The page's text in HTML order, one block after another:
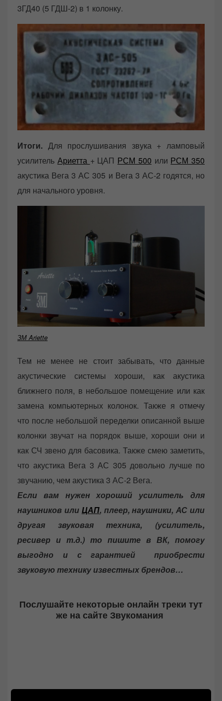
3ГД40 (5 ГДШ-2) в 1 колонку.
Итоги. Для прослушивания звука + ламповый
усилитель Ариетта + ЦАП РСМ 500 или РСМ 350
акустика Вега 3 АС 305 и Вега 3 АС-2 годятся, но
для начального уровня.
ЗМ Ariette
Тем не менее не стоит забывать, что данные
акустические системы хороши, как акустика
ближнего поля, в небольшое помещение или как
замена компьютерных колонок. Также я отмечу
что после небольшой переделки описанной выше
колонки звучат на порядок выше, хороши они и
как СЧ звено для басовика. Также смею заметить,
что акустика Вега 3 АС 305 довольно лучше по
звучанию, чем акустика 3 АС-2 Вега.
Если вам нужен хороший усилитель для
наушников или ЦАП, плеер, наушники, АС или
другая звуковая техника, (усилитель,
ресивер и т.д.) то пишите в ВК, помогу
выгодно и с гарантией приобрести
звуковую технику известных брендов…
Послушайте некоторые онлайн треки тут
же на сайте Звукомания